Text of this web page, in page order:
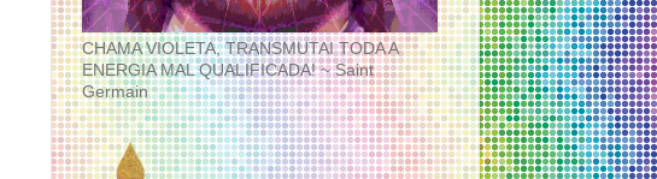
CHAMA VIOLETA, TRANSMUTAI TODA A
ENERGIA MAL QUALIFICADA! ~ Saint
Germain